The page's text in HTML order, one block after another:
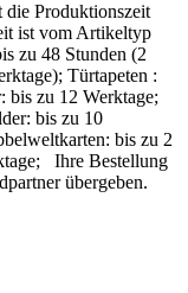
die Produktionszeit
ist vom Artikeltyp
zu 48 Stunden (2
Türtapeten :
bis zu 12 Werktage;
bis zu 10
bis zu 2
Ihre Bestellung
übergeben.